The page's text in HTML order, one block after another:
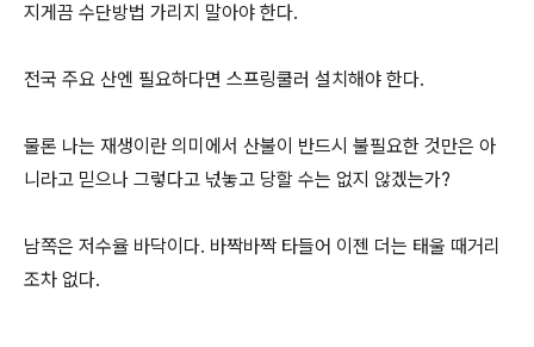
지게끔 수단방법 가리지 말아야 한다.
전국 주요 산엔 필요하다면 스프링쿨러 설치해야 한다.
물론 나는 재생이란 의미에서 산불이 반드시 불필요한 것만은 아
니라고 믿으나 그렇다고 넋놓고 당할 수는 없지 않겠는가?
남쪽은 저수율 바닥이다. 바짝바짝 타들어 이젠 더는 태울 때거리
조차 없다.